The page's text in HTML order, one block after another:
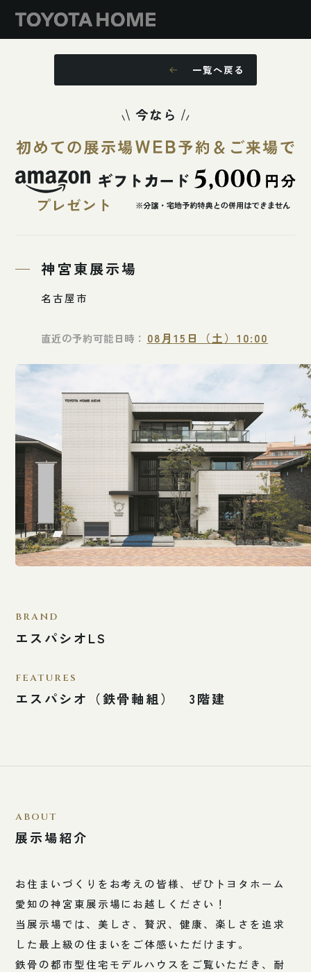
一覧へ戻る
神宮東展示場
名古屋市
直近の予約可能日時： 08月 15 日（土） 10:00
BRAND
エスパシオLS
FEATURES
エスパシオ（鉄骨軸組） 3階建
ABOUT
展示場紹介
お住まいづくりをお考えの皆様、ぜひトヨタホーム
愛知の神宮東展示場にお越しください！
当展示場では、美しさ、贅沢、健康、楽しさを追求
した最上級の住まいをご体感いただけます。
鉄骨の都市型住宅モデルハウスをご覧いただき、耐